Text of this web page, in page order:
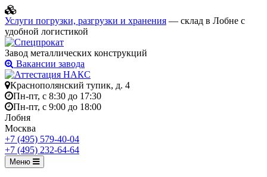
Услуги погрузки, разгрузки и хранения — склад в Лобне с
удобной логистикой
Завод металлических конструкций
Вакансии завода
Краснополянский тупик, д. 4
Пн-пт, с 8:30 до 17:30
Пн-пт, с 9:00 до 18:00
Лобня
Москва
+7 (495) 579-40-04
+7 (495) 232-64-64
Меню